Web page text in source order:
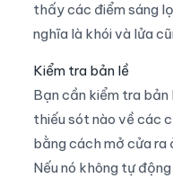
thấy các điểm sáng
nghĩa là khói và lửa
Kiểm tra bản lề
Bạn cần kiểm tra
thiếu sót nào về các
bằng cách mở cửa ra
Nếu nó không tự